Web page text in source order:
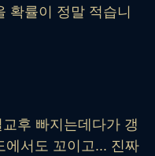
확률이 정말 적습니
후 빠지는데다가 갱
에서도 꼬이고... 진짜